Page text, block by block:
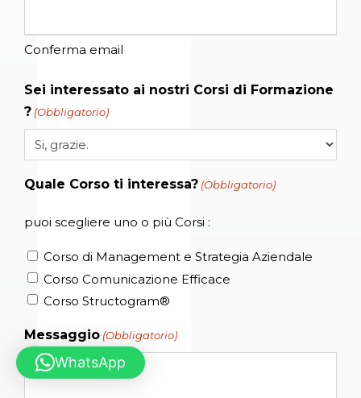
Conferma email
Sei interessato ai nostri Corsi di Formazione
? (Obbligatorio)
Quale Corso ti interessa? (Obbligatorio)
puoi scegliere uno o più Corsi :
Corso di Management e Strategia Aziendale
Corso Comunicazione Efficace
Corso Structogram®
Messaggio (Obbligatorio)
WhatsApp